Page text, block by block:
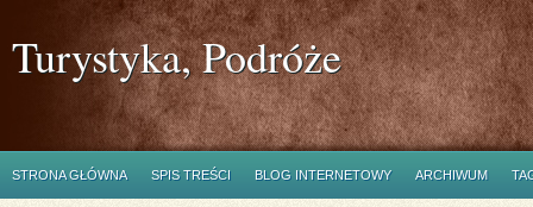
Turystyka, Podróże
STRONA GŁÓWNA SPIS TREŚCI BLOG INTERNETOWY ARCHIWUM